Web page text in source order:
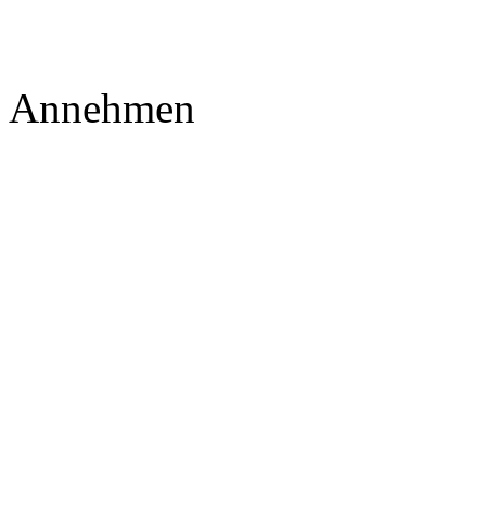
Annehmen